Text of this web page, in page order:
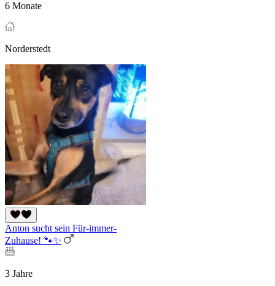
6 Monate
Norderstedt
Anton sucht sein Für-immer-
Zuhause! 🐾✨
3 Jahre